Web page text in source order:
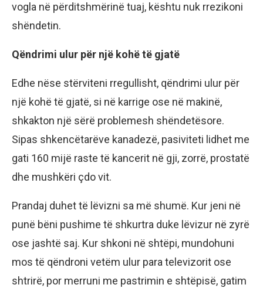
vogla në përditshmërinë tuaj, kështu nuk rrezikoni
shëndetin.
Qëndrimi ulur për një kohë të gjatë
Edhe nëse stërviteni rregullisht, qëndrimi ulur për
një kohë të gjatë, si në karrige ose në makinë,
shkakton një sërë problemesh shëndetësore.
Sipas shkencëtarëve kanadezë, pasiviteti lidhet me
gati 160 mijë raste të kancerit në gji, zorrë, prostatë
dhe mushkëri çdo vit.
Prandaj duhet të lëvizni sa më shumë. Kur jeni në
punë bëni pushime të shkurtra duke lëvizur në zyrë
ose jashtë saj. Kur shkoni në shtëpi, mundohuni
mos të qëndroni vetëm ulur para televizorit ose
shtrirë, por merruni me pastrimin e shtëpisë, gatim